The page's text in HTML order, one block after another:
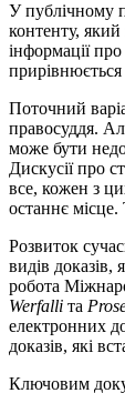
У публічному
контенту,
інформації
Поточний
правосуддя.
може бути
Дискусії про
все, кожен з
останнє
Розвиток
видів доказів,
робота
Werfalli та
електронних
доказів, які
Ключовим